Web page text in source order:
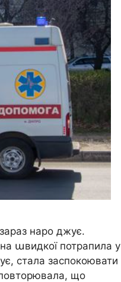
наро джує.
աвидкої потрапила у
стала заспокоювати
повторювала, що